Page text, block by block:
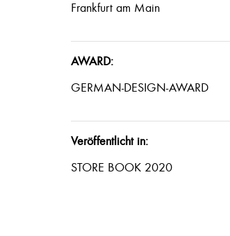
Frankfurt am Main
AWARD:
GERMAN-DESIGN-AWARD
Veröffentlicht in:
STORE BOOK 2020